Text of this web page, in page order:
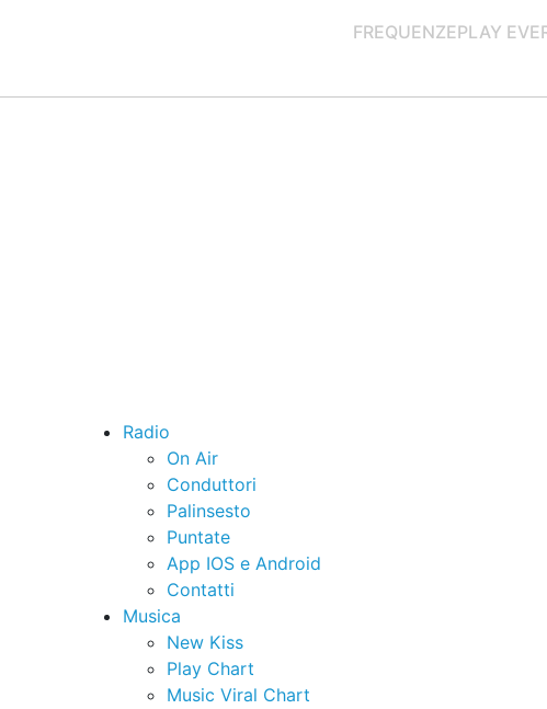
FREQUENZEPLAY
Radio
On Air
Conduttori
Palinsesto
Puntate
App IOS e Android
Contatti
Musica
New Kiss
Play Chart
Music Viral Chart